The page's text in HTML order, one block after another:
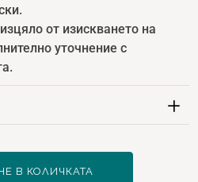
от изискването на
уточнение с
В КОЛИЧКАТА